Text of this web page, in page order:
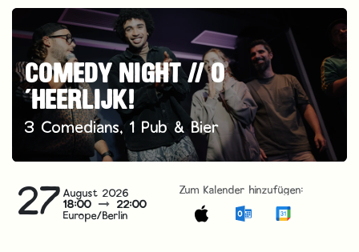
COMEDY NIGHT // O
´HEERLIJK!
3 Comedians, 1 Pub & Bier
27 August 2026
18:00 22:00
Europe/Berlin
Zum Kalender hinzufügen: